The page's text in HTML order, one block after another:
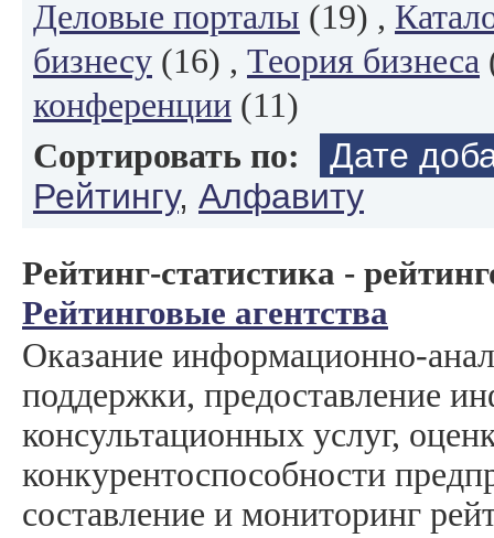
Деловые порталы (19) ,
бизнесу (16) , Теория бизнеса
конференции (11)
Сортировать по:
Дате
Рейтингу, Алфавиту
Рейтинг-статистика -
Рейтинговые агентства
Оказание информационно-
поддержки, предоставление
консультационных услуг,
конкурентоспособности
составление и мониторинг